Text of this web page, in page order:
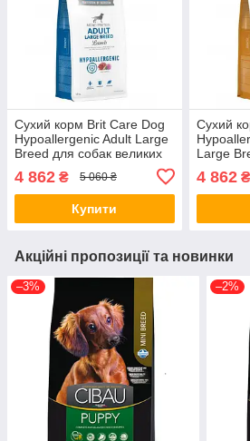
Сухий корм Brit Care Dog
Hypoallergenic Adult Large
Breed для собак великих
ягням, 12 кг (*)
4 862 ₴ 5 060 ₴
Купити
Сухий
Large
12 кг (*)
4 862₴
Акційні пропозиції та новинки
–3% –2%